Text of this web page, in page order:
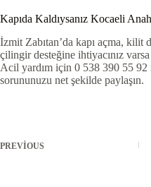
Kapıda Kaldıysanız Kocaeli
İzmit Zabıtan’da kapı açma, kilit
çilingir desteğine ihtiyacınız
Acil yardım için 0 538 390 55 92
sorununuzu net şekilde paylaşın.
PREVIOUS